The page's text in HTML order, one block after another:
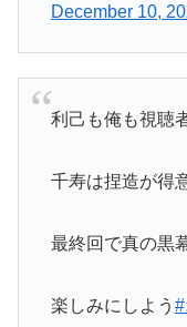
December 10,
利己も俺も視聴
千寿は捏造が得
最終回で真の黒
楽しみにしよう